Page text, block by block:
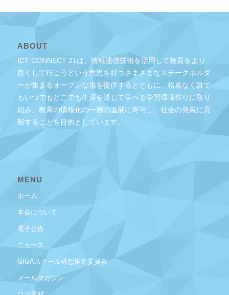
ABOUT
ICT CONNECT 21は、情報通信技術を活用して教育をより
良くして行こうという意思を持つさまざまなステークホルダ
ーが集まるオープンな場を提供するとともに、格差なく誰で
もいつでもどこでも生涯を通じて学べる学習環境作りに取り
組み、教育の情報化の一層の進展に寄与し、社会の発展に貢
献することを目的としています。
MENU
ホーム
本会について
電子公告
ニュース
GIGAスクール構想推進委員会
メールマガジン